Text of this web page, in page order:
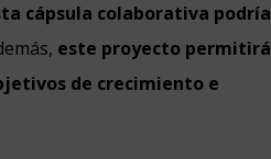
cápsula colaborativa podría
este proyecto permitirá
de crecimiento e